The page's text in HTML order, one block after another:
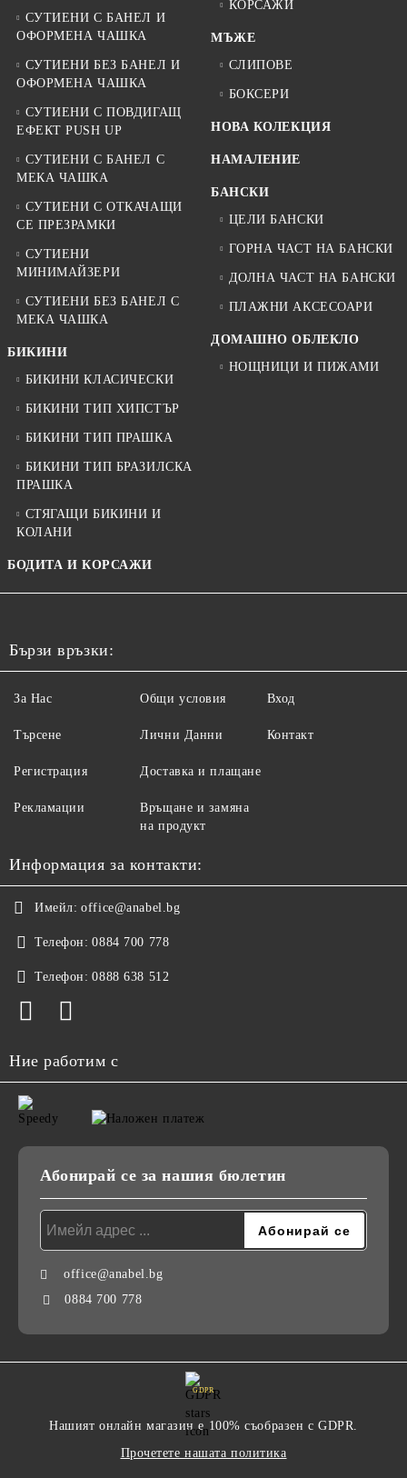
СУТИЕНИ С БАНЕЛ И
ОФОРМЕНА ЧАШКА
СУТИЕНИ БЕЗ БАНЕЛ И
ОФОРМЕНА ЧАШКА
СУТИЕНИ С ПОВДИГАЩ
ЕФЕКТ PUSH UP
СУТИЕНИ С БАНЕЛ С
МЕКА ЧАШКА
СУТИЕНИ С ОТКАЧАЩИ
СЕ ПРЕЗРАМКИ
СУТИЕНИ
МИНИМАЙЗЕРИ
СУТИЕНИ БЕЗ БАНЕЛ С
МЕКА ЧАШКА
БИКИНИ
БИКИНИ КЛАСИЧЕСКИ
БИКИНИ ТИП ХИПСТЪР
БИКИНИ ТИП ПРАШКА
БИКИНИ ТИП БРАЗИЛСКА
ПРАШКА
СТЯГАЩИ БИКИНИ И
КОЛАНИ
БОДИТА И КОРСАЖИ
КОРСАЖИ
МЪЖЕ
СЛИПОВЕ
БОКСЕРИ
НОВА КОЛЕКЦИЯ
НАМАЛЕНИЕ
БАНСКИ
ЦЕЛИ БАНСКИ
ГОРНА ЧАСТ НА БАНСКИ
ДОЛНА ЧАСТ НА БАНСКИ
ПЛАЖНИ АКСЕСОАРИ
ДОМАШНО ОБЛЕКЛО
НОЩНИЦИ И ПИЖАМИ
Бързи връзки:
За Нас
Търсене
Регистрация
Рекламации
Общи условия
Лични Данни
Доставка и плащане
Връщане и замяна
на продукт
Вход
Контакт
Информация за контакти:
Имейл: office@anabel.bg
Телефон: 0884 700 778
Телефон: 0888 638 512
Ние работим с
Абонирай се за нашия бюлетин
office@anabel.bg
0884 700 778
GDPR
Нашият онлайн магазин е 100% съобразен с GDPR.
Прочетете нашата политика